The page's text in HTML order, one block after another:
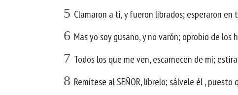
5 Clamaron a ti, y fueron librados; esperaron en
6 Mas yo soy gusano, y no varón; oprobio de los
7 Todos los que me ven, escarnecen de mí;
8 Remítese al SEÑOR, líbrelo; sálvele él , puesto